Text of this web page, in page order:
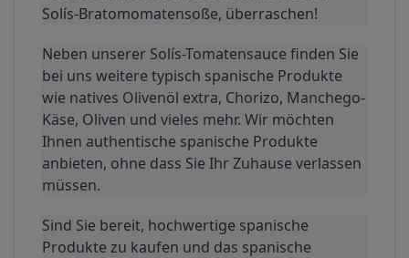
Solís-Bratomomatensoße, überraschen!
Neben unserer Solís-Tomatensauce finden Sie
bei uns weitere typisch spanische Produkte
wie natives Olivenöl extra, Chorizo, Manchego-
Käse, Oliven und vieles mehr. Wir möchten
Ihnen authentische spanische Produkte
anbieten, ohne dass Sie Ihr Zuhause verlassen
müssen.
Sind Sie bereit, hochwertige spanische
Produkte zu kaufen und das spanische